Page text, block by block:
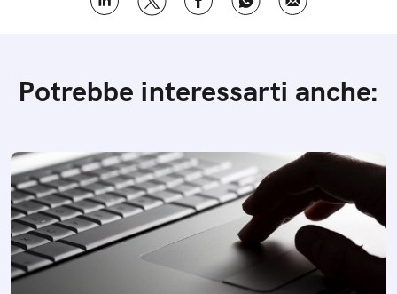
Potrebbe interessarti anche: